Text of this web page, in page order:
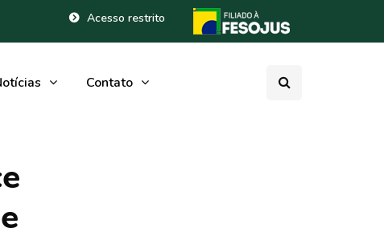
Acesso restrito
Contato